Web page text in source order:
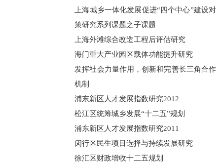
上海城乡一体化发展促进“四个中心”建设对
策研究系列课题之子课题
上海外滩综合改造工程后评估研究
海门重大产业园区载体功能提升研究
发挥社会力量作用，创新和完善长三角合作
机制
浦东新区人才发展指数研究2012
松江区统筹城乡发展“十二五”规划
浦东新区人才发展指数研究2011
闵行区民生项目选择与持续发展研究
徐汇区财政增收十二五规划